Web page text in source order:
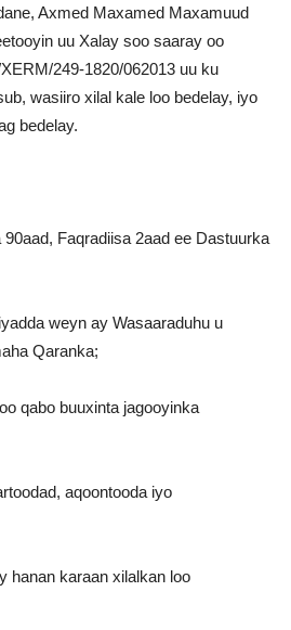
Axmed Maxamed Maxamuud
uu Xalay soo saaray oo
249-1820/062013 uu ku
wasiiro xilal kale loo bedelay, iyo
bedelay.
Faqradiisa 2aad ee Dastuurka
weyn ay Wasaaraduhu u
Qaranka;
qabo buuxinta jagooyinka
aqoontooda iyo
hanan karaan xilalkan loo